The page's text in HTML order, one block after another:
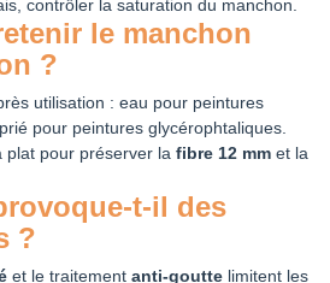
contrôler la saturation du manchon.
le manchon
?
utilisation : eau pour peintures
pour peintures glycérophtaliques.
plat pour préserver la fibre 12 mm et la
t-il des
?
et le traitement anti-goutte limitent les